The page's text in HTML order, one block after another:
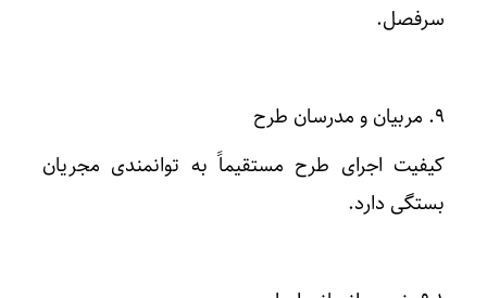
سرفصل.
۹. مربیان و مدرسان طرح
کیفیت اجرای طرح مستقیماً به توانمندی مجریان
بستگی دارد.